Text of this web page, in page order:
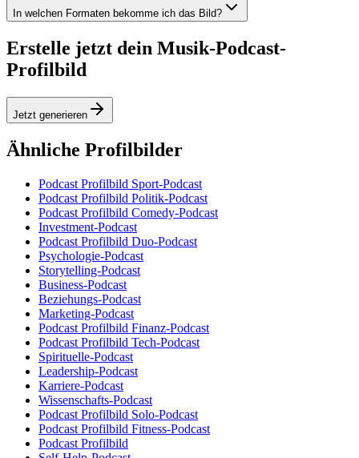
In welchen Formaten bekomme ich das Bild?
Erstelle jetzt dein Musik-Podcast-
Profilbild
Jetzt generieren
Ähnliche Profilbilder
Podcast Profilbild Sport-Podcast
Podcast Profilbild Politik-Podcast
Podcast Profilbild Comedy-Podcast
Investment-Podcast
Podcast Profilbild Duo-Podcast
Psychologie-Podcast
Storytelling-Podcast
Business-Podcast
Beziehungs-Podcast
Marketing-Podcast
Podcast Profilbild Finanz-Podcast
Podcast Profilbild Tech-Podcast
Spirituelle-Podcast
Leadership-Podcast
Karriere-Podcast
Wissenschafts-Podcast
Podcast Profilbild Solo-Podcast
Podcast Profilbild Fitness-Podcast
Podcast Profilbild